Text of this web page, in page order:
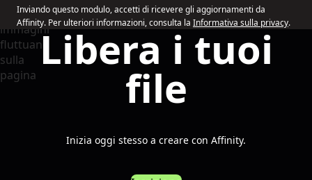
Inviando questo modulo, accetti di ricevere gli aggiornamenti da
Affinity. Per ulteriori informazioni, consulta la Informativa sulla privacy.
Libera i tuoi
file
Inizia oggi stesso a creare con Affinity.